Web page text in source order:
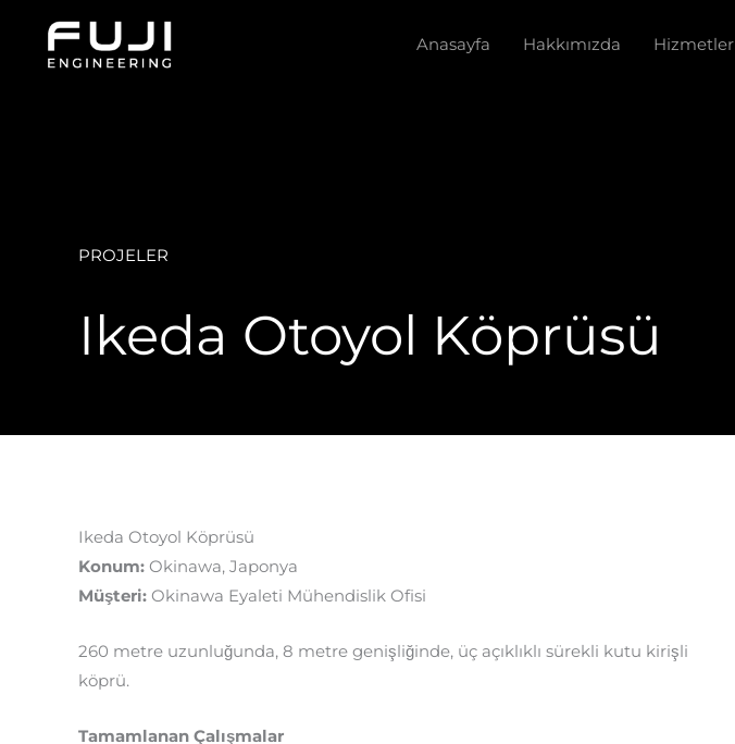
Anasayfa Hakkımızda Hizmetler
PROJELER
Ikeda Otoyol Köprüsü
Ikeda Otoyol Köprüsü
Konum: Okinawa, Japonya
Müşteri: Okinawa Eyaleti Mühendislik Ofisi
260 metre uzunluğunda, 8 metre genişliğinde, üç açıklıklı sürekli kutu kirişli
köprü.
Tamamlanan Çalışmalar